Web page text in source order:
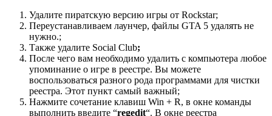
Удалите пиратскую версию игры от Rockstar;
Переустанавливаем лаунчер, файлы GTA 5 удалять не
нужно.;
Также удалите Social Club;
После чего вам необходимо удалить с компьютера любое
упоминание о игре в реестре. Вы можете
воспользоваться разного рода программами для чистки
реестра. Этот пункт самый важный;
Нажмите сочетание клавиш Win + R, в окне команды
выполнить введите “regedit“. В окне реестра